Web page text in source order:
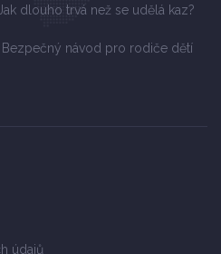
dlouho trvá než se udělá kaz?
návod pro rodiče dětí
údajů